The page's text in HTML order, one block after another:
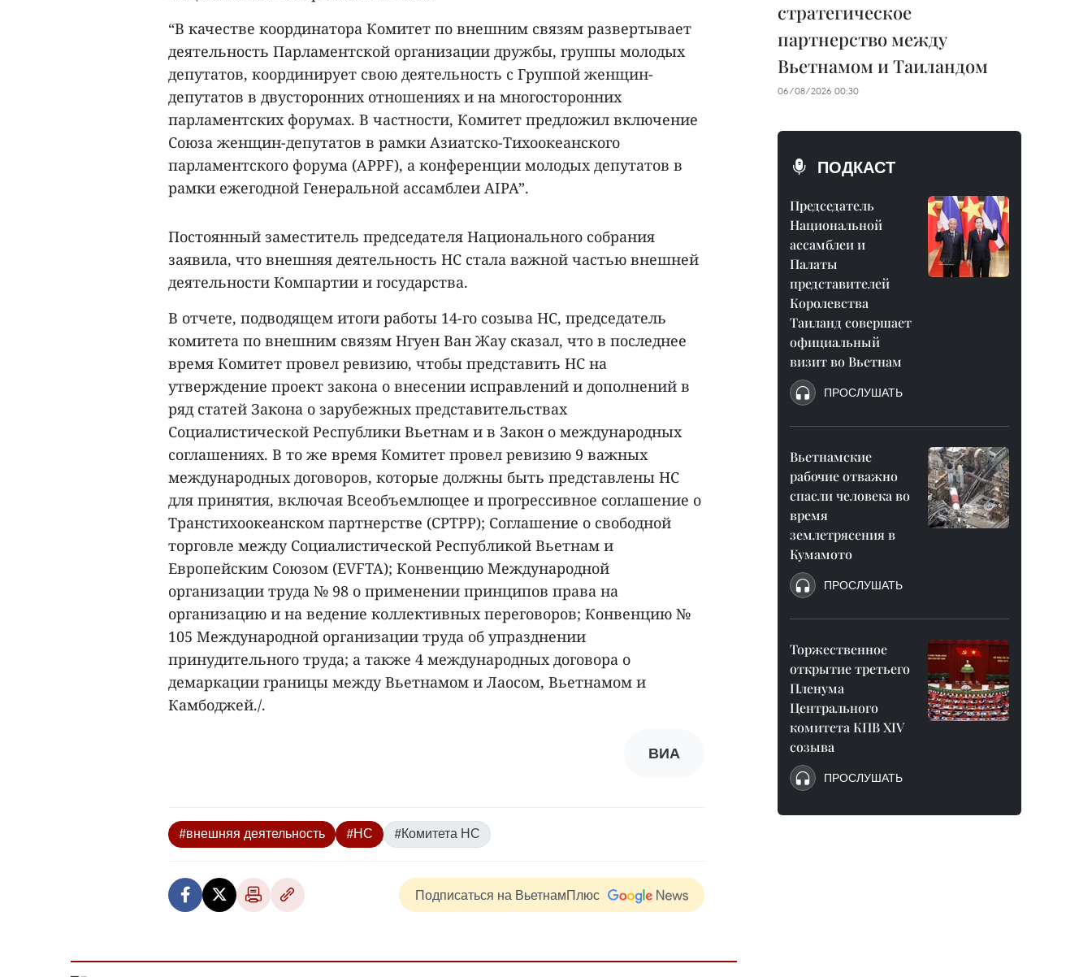
“В качестве координатора Комитет по внешним связям развертывает
деятельность Парламентской организации дружбы, группы молодых
депутатов, координирует свою деятельность с Группой женщин-
депутатов в двусторонних отношениях и на многосторонних
парламентских форумах. В частности, Комитет предложил включение
Союза женщин-депутатов в рамки Азиатско-Тихоокеанского
парламентского форума (APPF), а конференции молодых депутатов в
рамки ежегодной Генеральной ассамблеи AIPA”.
Постоянный заместитель председателя Национального собрания
заявила, что внешняя деятельность НС стала важной частью внешней
деятельности Компартии и государства.
В отчете, подводящем итоги работы 14-го созыва НС, председатель
комитета по внешним связям Нгуен Ван Жау сказал, что в последнее
время Комитет провел ревизию, чтобы представить НС на
утверждение проект закона о внесении исправлений и дополнений в
ряд статей Закона о зарубежных представительствах
Социалистической Республики Вьетнам и в Закон о международных
соглашениях. В то же время Комитет провел ревизию 9 важных
международных договоров, которые должны быть представлены НС
для принятия, включая Всеобъемлющее и прогрессивное соглашение о
Транстихоокеанском партнерстве (CPTPP); Соглашение о свободной
торговле между Социалистической Республикой Вьетнам и
Европейским Союзом (EVFTA); Конвенцию Международной
организации труда № 98 о применении принципов права на
организацию и на ведение коллективных переговоров; Конвенцию №
105 Международной организации труда об упразднении
принудительного труда; а также 4 международных договора о
демаркации границы между Вьетнамом и Лаосом, Вьетнамом и
Камбоджей./.
ВИА
#внешняя деятельность #НС #Комитета НС
Подписаться на ВьетнамПлюс
стратегическое
партнерство между
Вьетнамом и Таиландом
06/08/2026 00:30
ПОДКАСТ
Председатель
Национальной
ассамблеи и
Палаты
представителей
Королевства
Таиланд совершает
официальный
визит во Вьетнам
ПРОСЛУШАТЬ
Вьетнамские
рабочие отважно
спасли человека во
время
землетрясения в
Кумамото
ПРОСЛУШАТЬ
Торжественное
открытие третьего
Пленума
Центрального
комитета КПВ XIV
созыва
ПРОСЛУШАТЬ